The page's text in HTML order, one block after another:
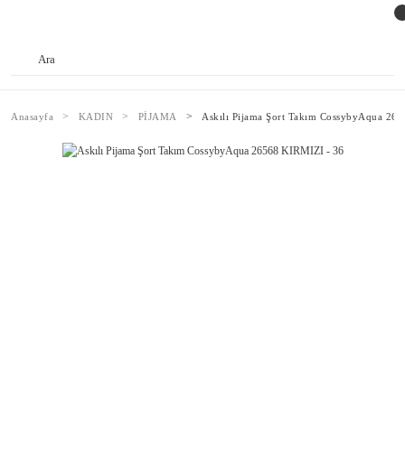
Anasayfa KADIN PİJAMA Askılı Pijama Şort Takım CossybyAqua